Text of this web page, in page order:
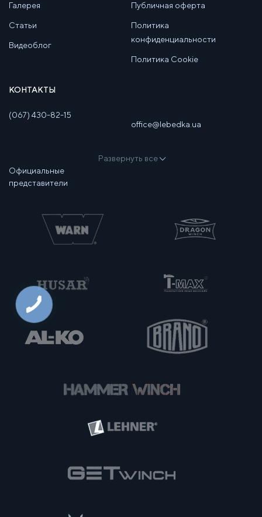
Галерея
Статьи
Видеоблог
Публичная оферта
Политика
конфиденциальности
Политика Cookie
КОНТАКТЫ
(067) 430-82-15
office@lebedka.ua
Развернуть все
Официальные
представители